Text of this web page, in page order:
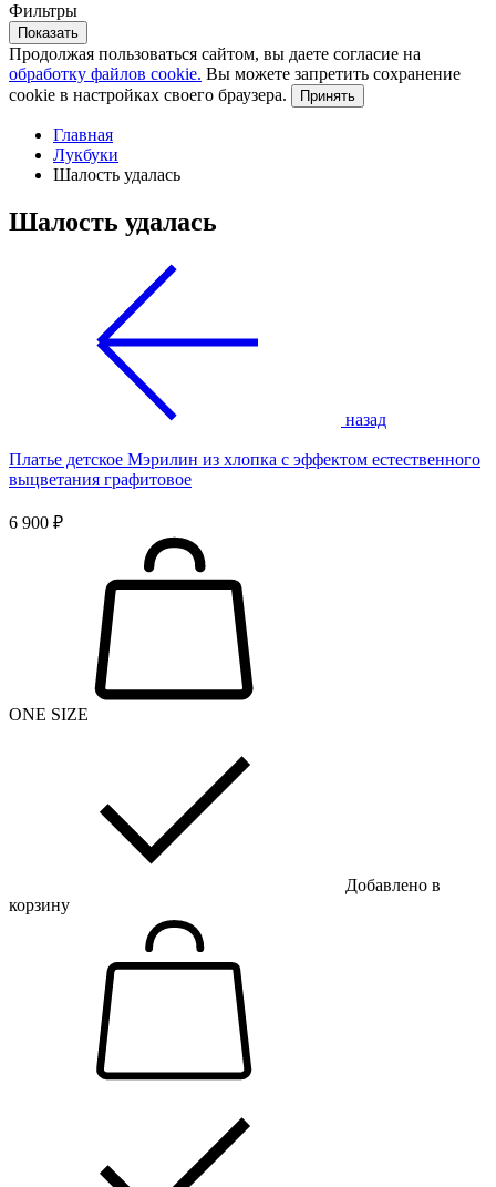
Фильтры
Показать
Продолжая пользоваться сайтом, вы даете согласие на
обработку файлов cookie. Вы можете запретить сохранение
cookie в настройках своего браузера.
Принять
Главная
Лукбуки
Шалость удалась
Шалость удалась
назад
Платье детское Мэрилин из хлопка с эффектом естественного
выцветания графитовое
6 900 ₽
ONE SIZE
Добавлено в
корзину